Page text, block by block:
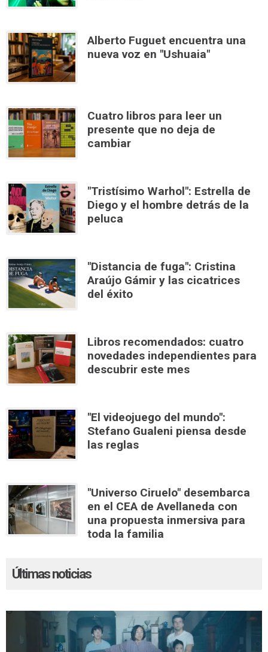
Alberto Fuguet encuentra una
nueva voz en "Ushuaia"
Cuatro libros para leer un
presente que no deja de
cambiar
"Tristísimo Warhol": Estrella de
Diego y el hombre detrás de la
peluca
"Distancia de fuga": Cristina
Araújo Gámir y las cicatrices
del éxito
Libros recomendados: cuatro
novedades independientes para
descubrir este mes
"El videojuego del mundo":
Stefano Gualeni piensa desde
las reglas
"Universo Ciruelo" desembarca
en el CEA de Avellaneda con
una propuesta inmersiva para
toda la familia
Últimas noticias